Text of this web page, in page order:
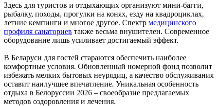
Здесь для туристов и отдыхающих организуют мини-багги,
рыбалку, походы, прогулки на конях, езду на квадроциклах,
летние кемпинги и многое другое. Спектр медицинского
профиля санаториев также весьма внушителен. Современное
оборудование лишь усиливает достигаемый эффект.
В Беларуси для гостей стараются обеспечить наиболее
комфортные условия. Обновленный номерной фонд позволит
избежать мелких бытовых неурядиц, а качество обслуживания
оставит наилучшее впечатление. Уникальная особенность
отдыха в Белоруссии 2026 – своеобразие предлагаемых
методов оздоровления и лечения.